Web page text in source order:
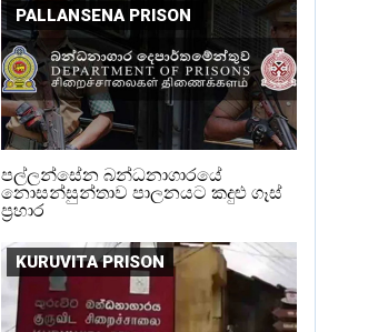
PALLANSENA PRISON
පල්ලන්සේන බන්ධනාගාරයේ
නොසන්සුන්තාව පාලනයට කදුළු ගෑස්
ප්‍රහාර
KURUVITA PRISON